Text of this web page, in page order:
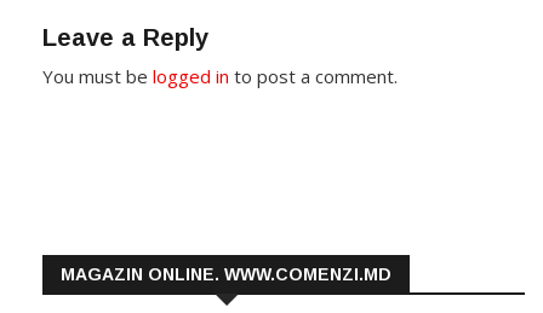
Leave a Reply
You must be logged in to post a comment.
MAGAZIN ONLINE. WWW.COMENZI.MD